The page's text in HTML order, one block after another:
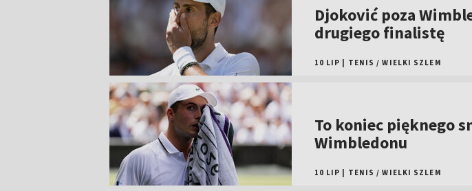
Djoković poza
drugiego finalistę
10 LIP TENIS / WIELKI SZLEM
To koniec pięknego
Wimbledonu
10 LIP TENIS / WIELKI SZLEM